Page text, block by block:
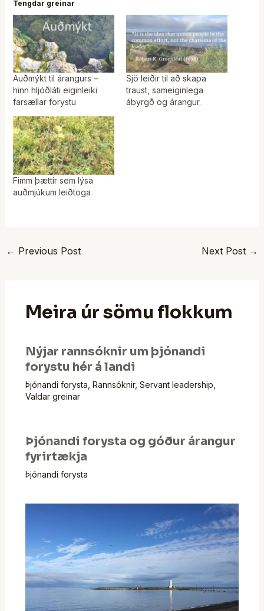
Tengdar greinar
Auðmýkt til árangurs –
hinn hljóðláti eiginleiki
farsællar forystu
Sjö leiðir til að skapa
traust, sameiginlega
ábyrgð og árangur.
Fimm þættir sem lýsa
auðmjúkum leiðtoga
← Previous Post Next Post →
Meira úr sömu flokkum
Nýjar rannsóknir um þjónandi
forystu hér á landi
Þjónandi forysta Rannsóknir, Servant leadership
Valdar greinar
Þjónandi forysta og góður árangur
fyrirtækja
Þjónandi forysta